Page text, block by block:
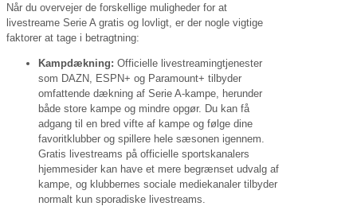
Når du overvejer de forskellige muligheder for at
livestreame Serie A gratis og lovligt, er der nogle vigtige
faktorer at tage i betragtning:
Kampdækning: Officielle livestreamingtjenester
som DAZN, ESPN+ og Paramount+ tilbyder
omfattende dækning af Serie A-kampe, herunder
både store kampe og mindre opgør. Du kan få
adgang til en bred vifte af kampe og følge dine
favoritklubber og spillere hele sæsonen igennem.
Gratis livestreams på officielle sportskanalers
hjemmesider kan have et mere begrænset udvalg af
kampe, og klubbernes sociale mediekanaler tilbyder
normalt kun sporadiske livestreams.